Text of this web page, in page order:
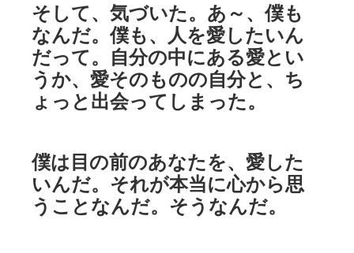
そして、気づいた。あ～、僕も
なんだ。僕も、人を愛したいん
だって。自分の中にある愛とい
うか、愛そのものの自分と、ち
ょっと出会ってしまった。
僕は目の前のあなたを、愛した
いんだ。それが本当に心から思
うことなんだ。そうなんだ。